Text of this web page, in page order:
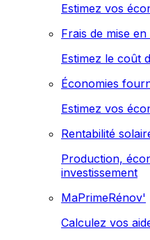
Estimez vos
Frais de mise
Estimez le coût
Économies
Estimez vos
Rentabilité
Production,
investissement
MaPrimeRénov'
Calculez vos